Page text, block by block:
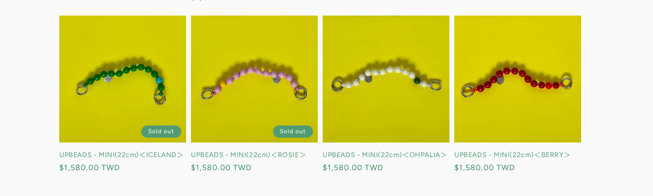
Sold out
UPBEADS - MINI(22cm)＜ICELAND＞
定
$1,580.00 TWD
Sold out
UPBEADS - MINI(22cm)＜ROSIE＞
定
$1,580.00 TWD
UPBEADS - MINI(22cm)＜OHPALIA＞
定
$1,580.00 TWD
UPBEADS - MINI(22cm)＜BERRY＞
定
$1,580.00 TWD